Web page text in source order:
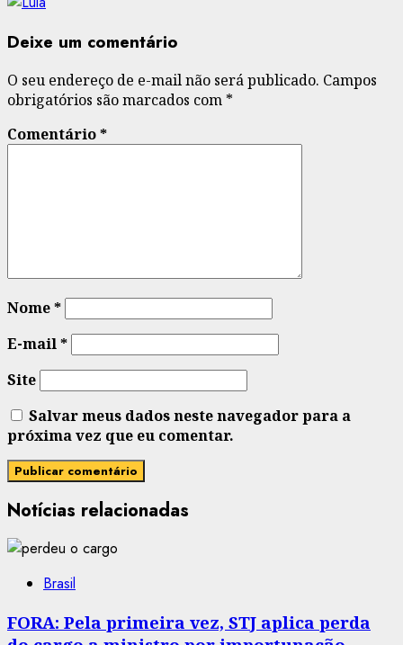
Deixe um comentário
O seu endereço de e-mail não será publicado. Campos
obrigatórios são marcados com *
Comentário*
Nome*
E-mail*
Site
Salvar meus dados neste navegador para a
próxima vez que eu comentar.
Notícias relacionadas
Brasil
FORA: Pela primeira vez, STJ aplica perda